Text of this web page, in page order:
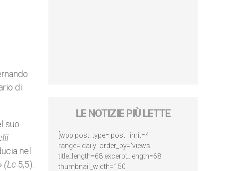
di
suo
nel
(Lc 5,5).
LE NOTIZIE PIÙ LETTE
[wpp post_type='post' limit=4
range='daily' order_by='views'
title_length=68 excerpt_length=68
thumbnail_width=150